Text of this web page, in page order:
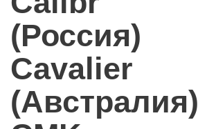
(Россия)
Cavalier
(Австралия)